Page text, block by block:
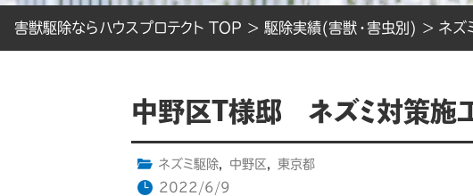
害獣駆除ならハウスプロテクト TOP > 駆除実績(害獣・害虫別) > ネズ
中野区T様邸 ネズミ対策施
ネズミ駆除, 中野区 ,
東京都
2022/6/9